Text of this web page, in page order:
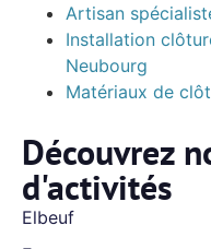
Artisan
Installation
Neubourg
Matériaux de
Découvrez
d'activités
Elbeuf